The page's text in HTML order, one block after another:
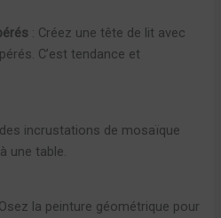
: Créez une tête de lit avec
C’est tendance et
incrustations de mosaïque
une table.
la peinture géométrique pour